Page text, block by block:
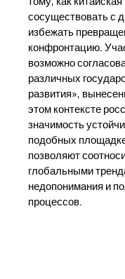
сосуществовать с
избежать
конфронтацию.
возможно
различных
развития»,
этом контексте
значимость
подобных
позволяют
глобальными
недопонимания и
процессов.